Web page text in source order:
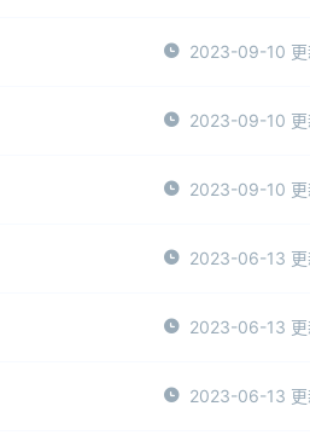
2023-09-10 更
2023-09-10 更
2023-09-10 更
2023-06-13 更
2023-06-13 更
2023-06-13 更